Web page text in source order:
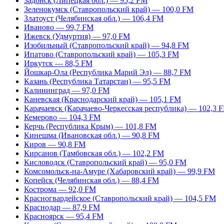
Зеленокумск (Ставропольский край) — 100,0 FM
Златоуст (Челябинская обл.) — 106,4 FM
Иваново — 99,7 FM
Ижевск (Удмуртия) — 97,0 FM
Изобильный (Ставропольский край) — 94,8 FM
Ипатово (Ставропольский край) — 105,3 FM
Иркутск — 88,5 FM
Йошкар-Ола (Республика Марий Эл) — 88,7 FM
Казань (Республика Татарстан) — 95,5 FM
Калининград — 97,0 FM
Каневская (Краснодарский край) — 105,1 FM
Карачаевск (Карачаево-Черкесская республика) — 102,3
Кемерово — 104,3 FM
Керчь (Республика Крым) — 101,8 FM
Кинешма (Ивановская обл.) — 90,8 FM
Киров — 90,8 FM
Кирсанов (Тамбовская обл.) — 102,2 FM
Кисловодск (Ставропольский край) — 95,0 FM
Комсомольск-на-Амуре (Хабаровский край) — 99,9 FM
Копейск (Челябинская обл.) — 88,4 FM
Кострома — 92,0 FM
Красногвардейское (Ставропольский край) — 104,5 FM
Краснодар — 87,9 FM
Красноярск — 95,4 FM